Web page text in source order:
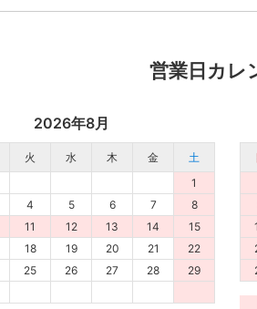
営業日カレ
2026年8月
火 水 木 金
土
1
4 5 6 7
8
11 12 13 14
15
18 19 20 21
22
25 26 27 28
29